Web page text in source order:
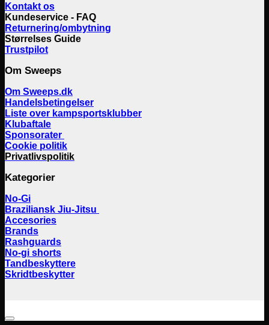
Kontakt os
Kundeservice - FAQ
Returnering/ombytning
Størrelses Guide
Trustpilot
Om Sweeps
Om Sweeps.dk
Handelsbetingelser
Liste over kampsportsklubber
Klubaftale
Sponsorater
Cookie politik
Privatlivspolitik
Kategorier
No-Gi
Braziliansk Jiu-Jitsu
Accesories
Brands
Rashguards
No-gi shorts
Tandbeskyttere
Skridtbeskytter